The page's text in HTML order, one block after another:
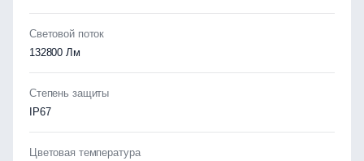
Световой поток
132800 Лм
Степень защиты
IP67
Цветовая температура